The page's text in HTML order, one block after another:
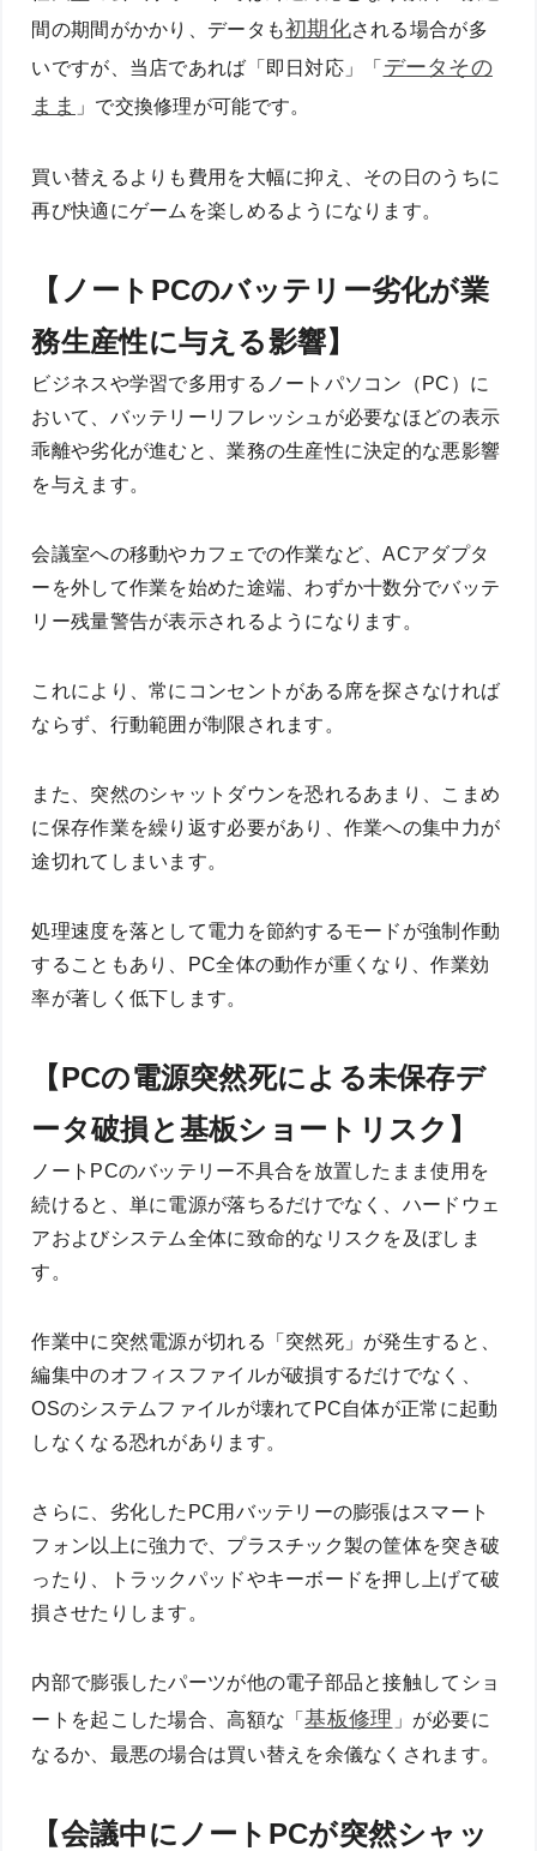
間の期間がかかり、データも初期化される場合が多
いですが、当店であれば「即日対応」「 データその
まま 」で交換修理が可能です。
買い替えるよりも費用を大幅に抑え、その日のうちに
再び快適にゲームを楽しめるようになります。
【ノートPCのバッテリー劣化が業
務生産性に与える影響】
ビジネスや学習で多用するノートパソコン（PC）に
おいて、バッテリーリフレッシュが必要なほどの表示
乖離や劣化が進むと、業務の生産性に決定的な悪影響
を与えます。
会議室への移動やカフェでの作業など、ACアダプタ
ーを外して作業を始めた途端、わずか十数分でバッテ
リー残量警告が表示されるようになります。
これにより、常にコンセントがある席を探さなければ
ならず、行動範囲が制限されます。
また、突然のシャットダウンを恐れるあまり、こまめ
に保存作業を繰り返す必要があり、作業への集中力が
途切れてしまいます。
処理速度を落として電力を節約するモードが強制作動
することもあり、PC全体の動作が重くなり、作業効
率が著しく低下します。
【PCの電源突然死による未保存デ
ータ破損と基板ショートリスク】
ノートPCのバッテリー不具合を放置したまま使用を
続けると、単に電源が落ちるだけでなく、ハードウェ
アおよびシステム全体に致命的なリスクを及ぼしま
す。
作業中に突然電源が切れる「突然死」が発生すると、
編集中のオフィスファイルが破損するだけでなく、
OSのシステムファイルが壊れてPC自体が正常に起動
しなくなる恐れがあります。
さらに、劣化したPC用バッテリーの膨張はスマート
フォン以上に強力で、プラスチック製の筐体を突き破
ったり、トラックパッドやキーボードを押し上げて破
損させたりします。
内部で膨張したパーツが他の電子部品と接触してショ
ートを起こした場合、高額な「基板修理 」が必要に
なるか、最悪の場合は買い替えを余儀なくされます。
【会議中にノートPCが突然シャッ